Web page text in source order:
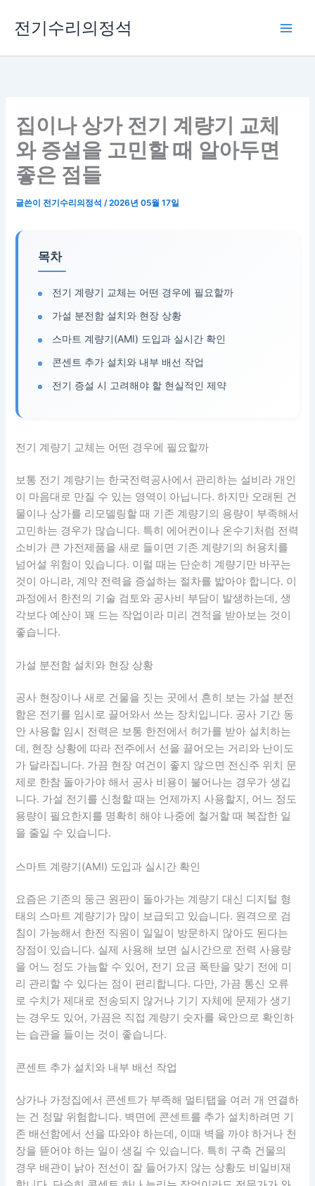
로
전기수리의정석
집이나 상가 전기 계량기 교체
와 증설을 고민할 때 알아두면
좋은 점들
글쓴이 전기수리의정석/2026년 05월 17일
목차
전기 계량기 교체는 어떤 경우에 필요할까
가설 분전함 설치와 현장 상황
스마트 계량기(AMI) 도입과 실시간 확인
콘센트 추가 설치와 내부 배선 작업
전기 증설 시 고려해야 할 현실적인 제약
전기 계량기 교체는 어떤 경우에 필요할까
보통 전기 계량기는 한국전력공사에서 관리하는 설비라 개인
이 마음대로 만질 수 있는 영역이 아닙니다. 하지만 오래된 건
물이나 상가를 리모델링할 때 기존 계량기의 용량이 부족해서
고민하는 경우가 많습니다. 특히 에어컨이나 온수기처럼 전력
소비가 큰 가전제품을 새로 들이면 기존 계량기의 허용치를
넘어설 위험이 있습니다. 이럴 때는 단순히 계량기만 바꾸는
것이 아니라, 계약 전력을 증설하는 절차를 밟아야 합니다. 이
과정에서 한전의 기술 검토와 공사비 부담이 발생하는데, 생
각보다 예산이 꽤 드는 작업이라 미리 견적을 받아보는 것이
좋습니다.
가설 분전함 설치와 현장 상황
공사 현장이나 새로 건물을 짓는 곳에서 흔히 보는 가설 분전
함은 전기를 임시로 끌어와서 쓰는 장치입니다. 공사 기간 동
안 사용할 임시 전력은 보통 한전에서 허가를 받아 설치하는
데, 현장 상황에 따라 전주에서 선을 끌어오는 거리와 난이도
가 달라집니다. 가끔 현장 여건이 좋지 않으면 전신주 위치 문
제로 한참 돌아가야 해서 공사 비용이 불어나는 경우가 생깁
니다. 가설 전기를 신청할 때는 언제까지 사용할지, 어느 정도
용량이 필요한지를 명확히 해야 나중에 철거할 때 복잡한 일
을 줄일 수 있습니다.
스마트 계량기(AMI) 도입과 실시간 확인
요즘은 기존의 둥근 원판이 돌아가는 계량기 대신 디지털 형
태의 스마트 계량기가 많이 보급되고 있습니다. 원격으로 검
침이 가능해서 한전 직원이 일일이 방문하지 않아도 된다는
장점이 있습니다. 실제 사용해 보면 실시간으로 전력 사용량
을 어느 정도 가늠할 수 있어, 전기 요금 폭탄을 맞기 전에 미
리 관리할 수 있다는 점이 편리합니다. 다만, 가끔 통신 오류
로 수치가 제대로 전송되지 않거나 기기 자체에 문제가 생기
는 경우도 있어, 가끔은 직접 계량기 숫자를 육안으로 확인하
는 습관을 들이는 것이 좋습니다.
콘센트 추가 설치와 내부 배선 작업
상가나 가정집에서 콘센트가 부족해 멀티탭을 여러 개 연결하
는 건 정말 위험합니다. 벽면에 콘센트를 추가 설치하려면 기
존 배선함에서 선을 따와야 하는데, 이때 벽을 까야 하거나 천
장을 뜯어야 하는 일이 생길 수 있습니다. 특히 구축 건물의
경우 배관이 낡아 전선이 잘 들어가지 않는 상황도 비일비재